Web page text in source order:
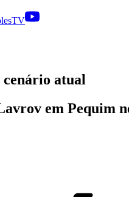
cenário atual
em Pequim